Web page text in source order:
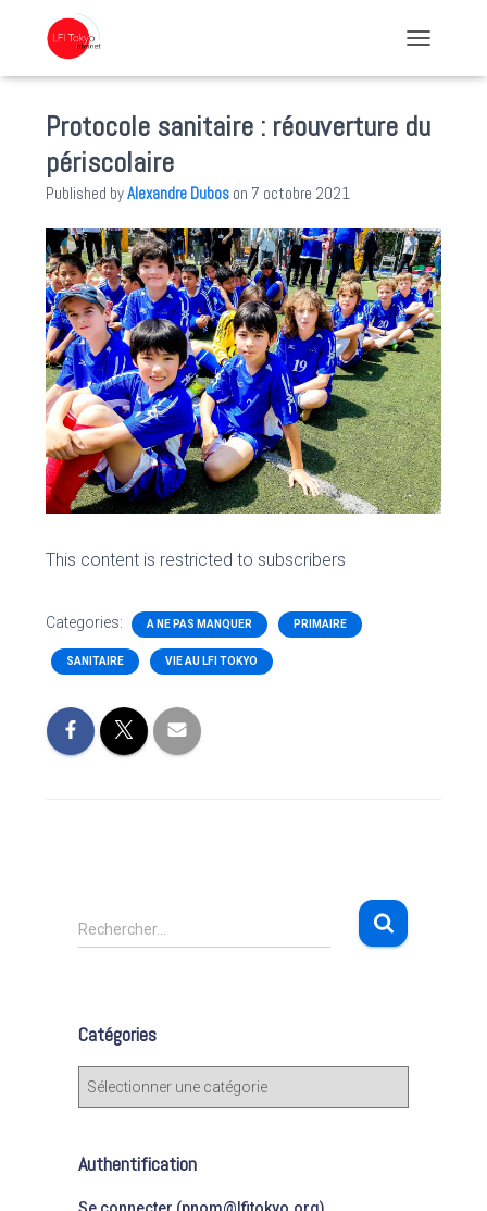
Protocole sanitaire : réouverture du
périscolaire
Published byAlexandre Dubos on 7 octobre 2021
This content is restricted to subscribers
Categories: A NE PAS MANQUER PRIMAIRE
SANITAIRE VIE AU LFI TOKYO
R
e
r
c
e
Rechercher…
Catégories
C
g
o
Authentification